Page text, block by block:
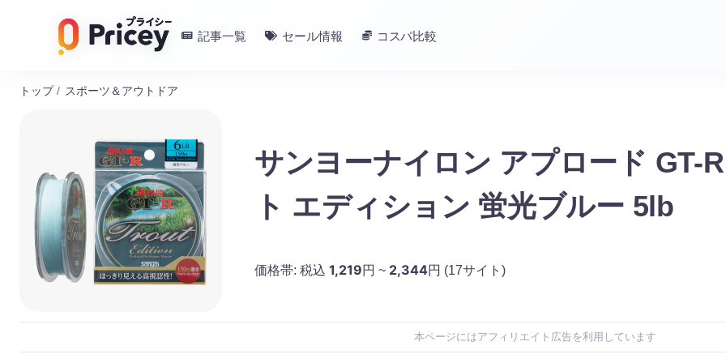
記事一覧 セール情報 コスパ比較
トップ / スポーツ＆アウトドア
サンヨーナイロン アプロード GT-
ト エディション 蛍光ブルー 5lb
価格帯: 税込 1,219円 ~ 2,344円 (17サイト)
本ページにはアフィリエイト広告を利用しています